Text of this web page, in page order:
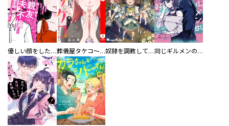
優しい顔をした親友は、夫と不倫して私の家に入り込んできた。 葬儀屋タケコ～あなたの最期、叶えます【電子単行本版】 奴隷を調教してハーレム作る 同じギルメンの声が好き